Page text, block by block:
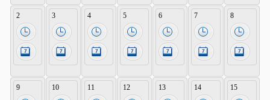
2 3 4 5 6 7 8
9 10 11 12 13 14 15